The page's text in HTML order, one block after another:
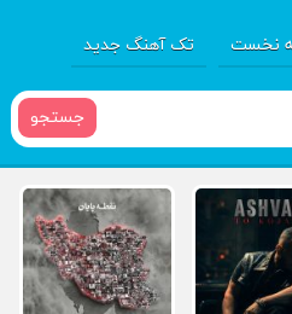
نخست تک آهنگ جدید
جستجو